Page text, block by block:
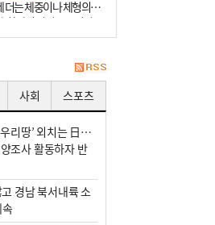
더는 체중이나 체형의 문
. 하나의 질병으로 인지
관리를 해야 한다. 세계
사회 스포츠
리땅’ 외치는 日…
조사 활동하자 반
경남 북서내륙 소